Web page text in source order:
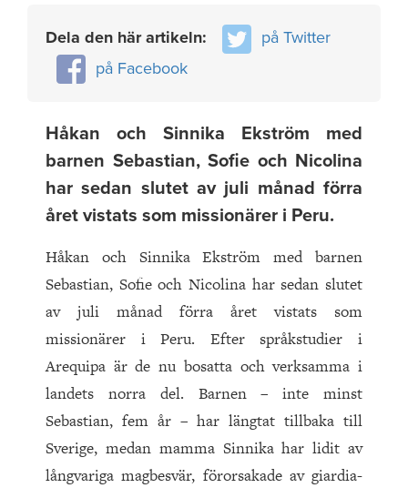
Dela den här artikeln:
på Twitter
på Facebook
Håkan och Sinnika Ekström med
barnen Sebastian, Sofie och Nicolina
har sedan slutet av juli månad förra
året vistats som missionärer i Peru.
Håkan och Sinnika Ekström med barnen
Sebastian, Sofie och Nicolina har sedan slutet
av juli månad förra året vistats som
missionärer i Peru. Efter språkstudier i
Arequipa är de nu bosatta och verksamma i
landets norra del. Barnen – inte minst
Sebastian, fem år – har längtat tillbaka till
Sverige, medan mamma Sinnika har lidit av
långvariga magbesvär, förorsakade av giardia-